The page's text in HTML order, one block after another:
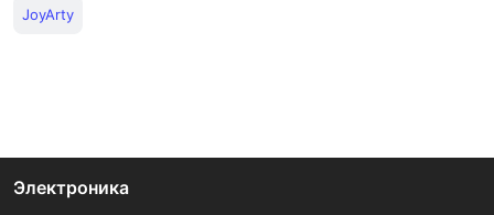
JoyArty
Электроника